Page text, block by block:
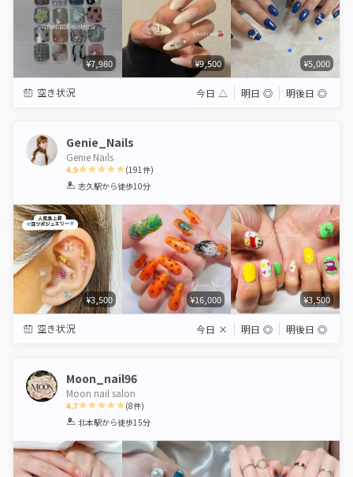
¥7,980 ¥9,500 ¥5,000
空き状況 今日 △ 明日 ◎ 明後日 ◎
Genie_Nails
Genie Nails
4.9
1 2 3 4 5
(191件)
志久駅から徒歩10分
¥3,500 ¥16,000 ¥3,500
空き状況 今日 × 明日 ◎ 明後日 ◎
Moon_nail96
Moon nail salon
4.7
1 2 3 4 5
(8件)
北本駅から徒歩15分